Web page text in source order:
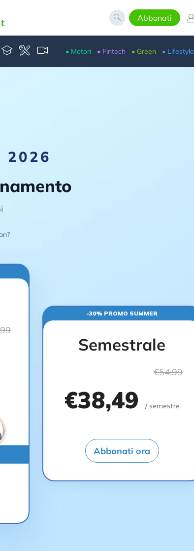
Abbonati
• Motori • Fintech • Green • Lifestyle
2026
-30% PROMO SUMMER
Semestrale
€54,99
€38,49 / semestre
Abbonati ora